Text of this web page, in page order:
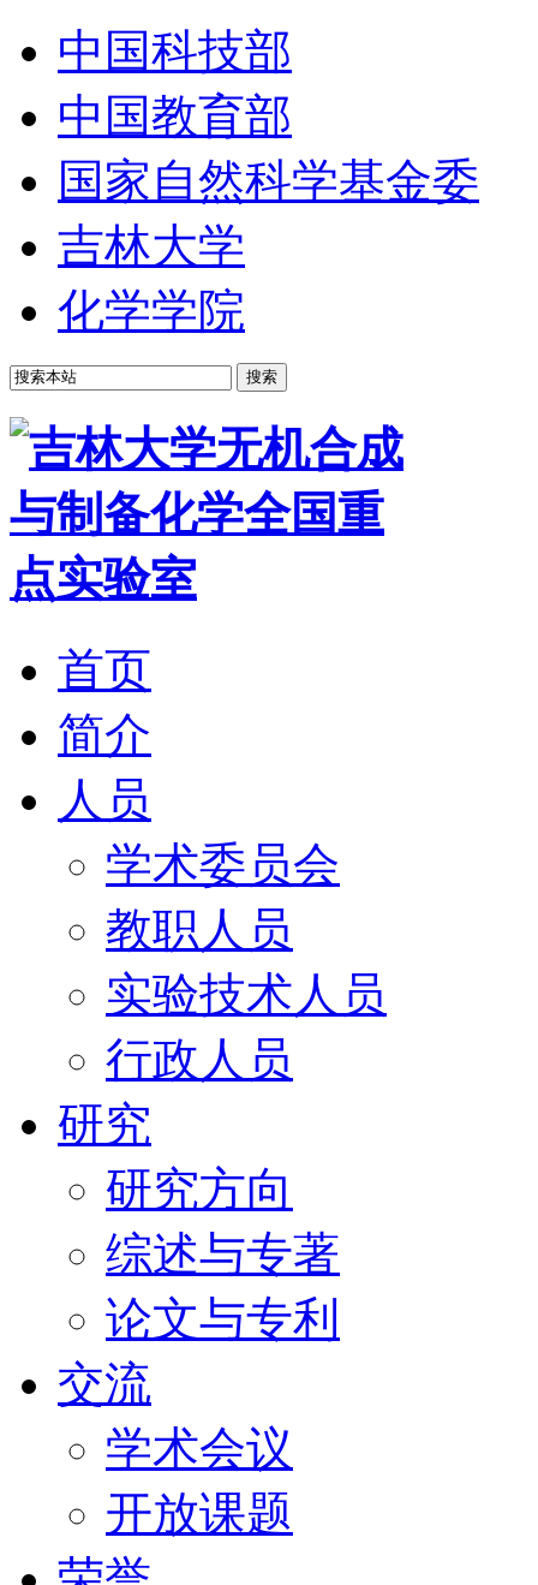
中国科技部
中国教育部
国家自然科学基金委
吉林大学
化学学院
首页
简介
人员
学术委员会
教职人员
实验技术人员
行政人员
研究
研究方向
综述与专著
论文与专利
交流
学术会议
开放课题